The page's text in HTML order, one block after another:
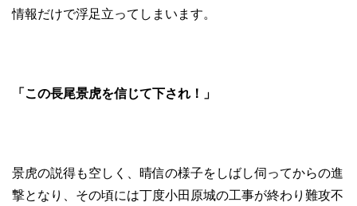
情報だけで浮足立ってしまいます。
「この長尾景虎を信じて下され！」
景虎の説得も空しく、晴信の様子をしばし伺ってからの進
撃となり、その頃には丁度小田原城の工事が終わり難攻不